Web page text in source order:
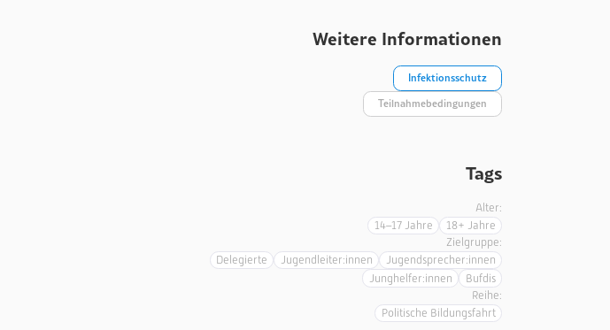
Weitere Informationen
Infektionsschutz
Teilnahmebedingungen
Tags
Alter:
14–17 Jahre
18+ Jahre
Zielgruppe:
Delegierte
Jugendleiter:innen
Jugendsprecher:innen
Junghelfer:innen
Bufdis
Reihe:
Politische Bildungsfahrt